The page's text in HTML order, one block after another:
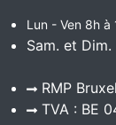
Lun - Ven 8h à
Sam. et Dim.
RMP
TVA : BE